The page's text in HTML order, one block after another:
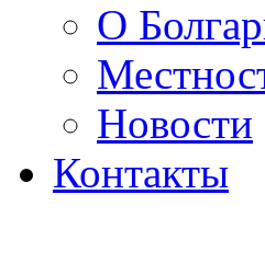
О
Новости
Контакты